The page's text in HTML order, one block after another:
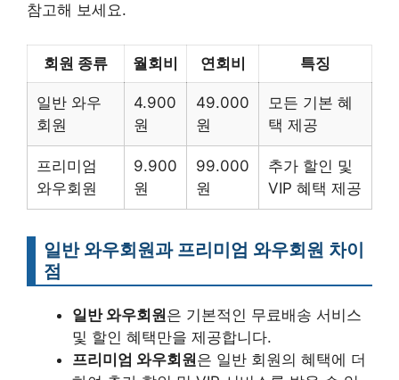
참고해 보세요.
회원 종류 월회비 연회비 특징
일반 와우
회원
4.900
원
49.000
원
모든 기본 혜
택 제공
프리미엄
와우회원
9.900
원
99.000
원
추가 할인 및
VIP 혜택 제공
일반 와우회원과 프리미엄 와우회원 차이
점
일반 와우회원은 기본적인 무료배송 서비스
및 할인 혜택만을 제공합니다.
프리미엄 와우회원은 일반 회원의 혜택에 더